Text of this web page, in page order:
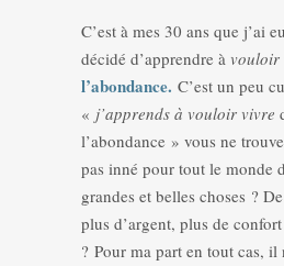
C’est à mes 30 ans que j’ai
décidé d’apprendre à vouloir
l’abondance. C’est un peu
« j’apprends à vouloir vivre
l’abondance » vous ne
pas inné pour tout le monde
grandes et belles choses ?
plus d’argent, plus de
? Pour ma part en tout cas, il